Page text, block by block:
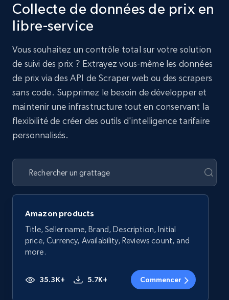
Collecte de données de prix en
libre-service
Vous souhaitez un contrôle total sur votre solution
de suivi des prix ? Extrayez vous-même les données
de prix via des API de Scraper web ou des scrapers
sans code. Supprimez le besoin de développer et
maintenir une infrastructure tout en conservant la
flexibilité de créer des outils d'intelligence tarifaire
personnalisés.
Amazon products
Title, Seller name, Brand, Description, Initial
price, Currency, Availability, Reviews count, and
more.
35.3K+ 5.7K+ Commencer